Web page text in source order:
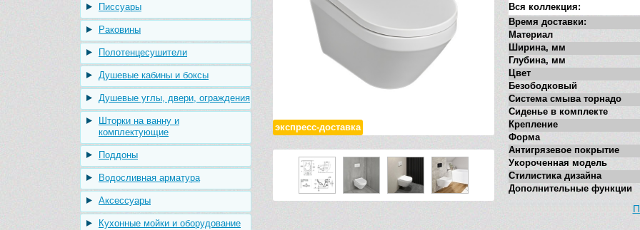
Писсуары
Раковины
Полотенцесушители
Душевые кабины и боксы
Душевые углы, двери, ограждения
Шторки на ванну и
комплектующие
Поддоны
Водосливная арматура
Аксессуары
Кухонные мойки и оборудование
экспресс-доставка
Вся коллекция:
Время доставки:
Материал
Ширина, мм
Глубина, мм
Цвет
Безободковый
Система смыва торнадо
Сиденье в комплекте
Крепление
Форма
Антигрязевое покрытие
Укороченная модель
Стилистика дизайна
Дополнительные функции